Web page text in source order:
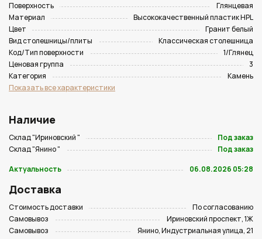
Поверхность
Глянцевая
Материал
Высококачественный пластик HPL
Цвет
Гранит белый
Вид столешницы/плиты
Классическая столешница
Код/Тип поверхности
1/Глянец
Ценовая группа
3
Категория
Камень
Показать все характеристики
Наличие
Склад "Ириновский "
Под заказ
Склад "Янино "
Под заказ
Актуальность
06.08.2026 05:28
Доставка
Стоимость доставки
По согласованию
Самовывоз
Ириновский проспект, 1Ж
Самовывоз
Янино, Индустриальная улица, 21